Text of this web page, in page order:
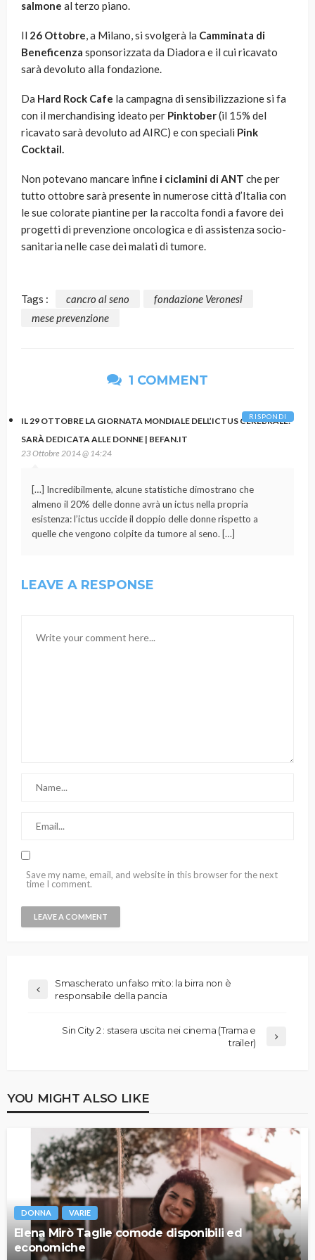
salmone al terzo piano.
Il 26 Ottobre, a Milano, si svolgerà la Camminata di
Beneficenza sponsorizzata da Diadora e il cui ricavato
sarà devoluto alla fondazione.
Da Hard Rock Cafe la campagna di sensibilizzazione si fa
con il merchandising ideato per Pinktober(il 15% del
ricavato sarà devoluto ad AIRC) e con speciali Pink
Cocktail.
Non potevano mancare infine i ciclamini di ANT che per
tutto ottobre sarà presente in numerose città d’Italia con
le sue colorate piantine per la raccolta fondi a favore dei
progetti di prevenzione oncologica e di assistenza socio-
sanitaria nelle case dei malati di tumore.
Tags : cancro al seno
fondazione Veronesi
mese prevenzione
1 COMMENT
IL 29 OTTOBRE LA GIORNATA MONDIALE DELL’ICTUS CEREBRALE:
SARÀ DEDICATA ALLE DONNE | BEFAN.IT
23 Ottobre 2014 @ 14:24
[…] Incredibilmente, alcune statistiche dimostrano che
almeno il 20% delle donne avrà un ictus nella propria
esistenza: l’ictus uccide il doppio delle donne rispetto a
quelle che vengono colpite da tumore al seno. […]
RISPONDI
LEAVE A RESPONSE
Save my name, email, and website in this browser for the next
time I comment.
Smascherato un falso mito: la birra non è
responsabile della pancia
Sin City 2 : stasera uscita nei cinema (Trama e
trailer)
YOU MIGHT ALSO LIKE
DONNA VARIE
Elena Mirò Taglie comode disponibili ed
economiche